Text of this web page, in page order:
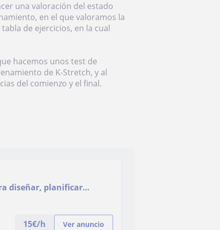
una valoración del estado
en el que valoramos la
de ejercicios, en la cual
hacemos unos test de
de K-Stretch, y al
del comienzo y el final.
diseñar, planificar
K-stretch
15€/h Ver anuncio